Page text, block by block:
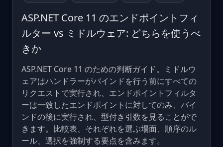
ASP.NET Core 11 のエンドポイントフィ
ルター vs ミドルウェア: どちらを使うべ
きか
ASP.NET Core 11 のための判断ガイド。ミドルウ
ェアはハンドラーがバインドを行う前にすべての
リクエストで実行され、エンドポイントフィルタ
ーは一致したエンドポイントに対してのみ、バイ
ンドの後に実行され、型付き引数を見ることがで
きます。比較表、それぞれを選ぶ場面、順序のル
ール、選択を強制する要点を含みます。